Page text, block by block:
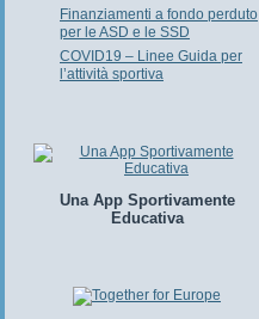
Finanziamenti a fondo perduto
per le ASD e le SSD
COVID19 – Linee Guida per
l’attività sportiva
Una App Sportivamente
Educativa